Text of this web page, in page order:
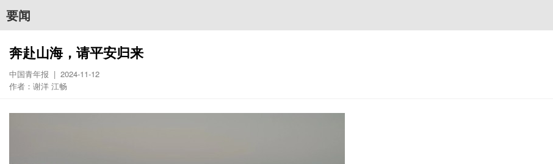
要闻
奔赴山海，请平安归来
中国青年报 | 2024-11-12
作者：谢洋 江畅